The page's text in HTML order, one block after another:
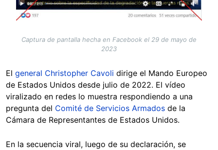
Captura de pantalla hecha en Facebook el 29 de mayo de
2023
El general Christopher Cavoli dirige el Mando Europeo
de Estados Unidos desde julio de 2022. El vídeo
viralizado en redes lo muestra respondiendo a una
pregunta del Comité de Servicios Armados de la
Cámara de Representantes de Estados Unidos.
En la secuencia viral, luego de su declaración, se